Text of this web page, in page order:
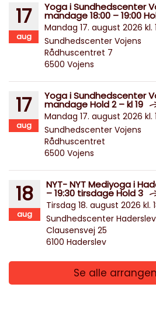
17
aug
Yoga i Sundhedscenter
mandage 18:00 – 19:00
Mandag 17. august 2026 kl.
Sundhedscenter Vojens
Rådhuscentret 7
6500 Vojens
17
aug
Yoga i Sundhedscenter
mandage Hold 2 – kl 19
Mandag 17. august 2026 kl.
Sundhedscenter Vojens
Rådhuscentret
6500 Vojens
18
aug
NYT- NYT Mediyoga i
– 19:30 tirsdage Hold 3
Tirsdag 18. august 2026 kl.
Sundhedscenter Haderslev
Clausensvej 25
6100 Haderslev
Se alle